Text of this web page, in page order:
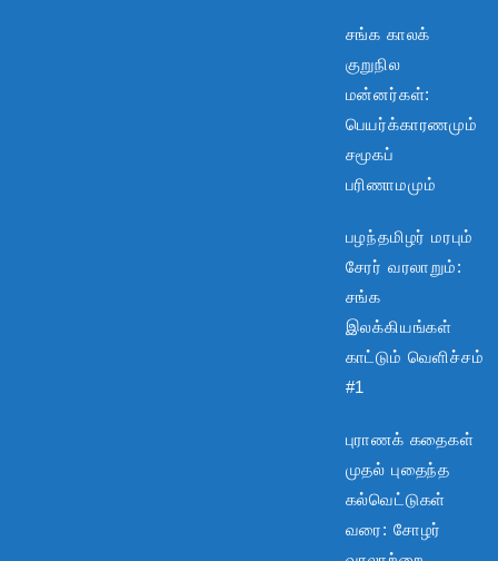
சங்க காலக்
குறுநில
மன்னர்கள்:
பெயர்க்காரணமும்
சமூகப்
பரிணாமமும்
பழந்தமிழர் மரபும்
சேரர் வரலாறும்:
சங்க
இலக்கியங்கள்
காட்டும் வெளிச்சம்
#1
புராணக் கதைகள்
முதல் புதைந்த
கல்வெட்டுகள்
வரை: சோழர்